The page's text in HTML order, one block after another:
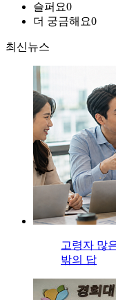
슬퍼요0
더 궁금해요0
최신뉴스
고령자 많
밖의 답